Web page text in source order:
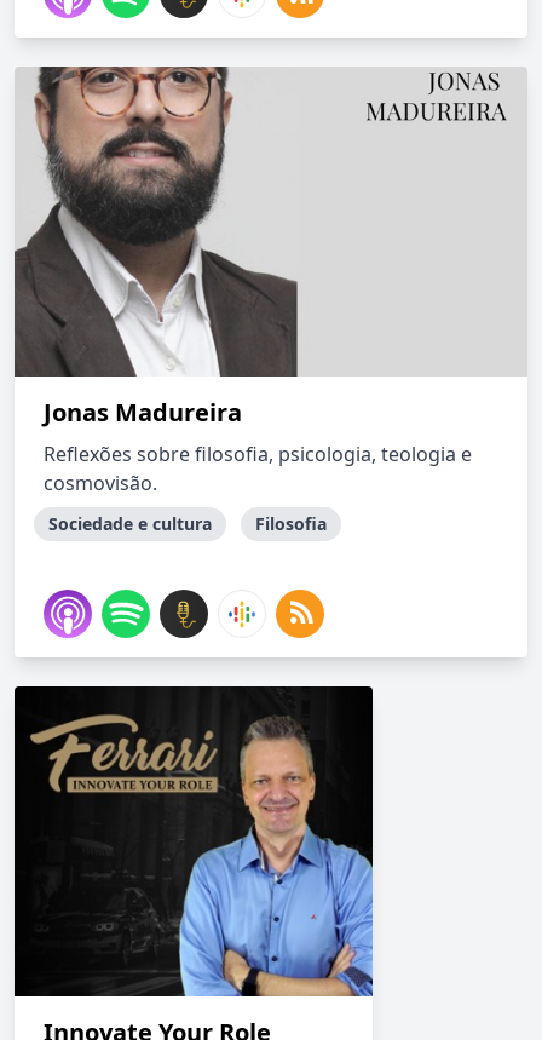
Jonas Madureira
Reflexões sobre filosofia, psicologia, teologia e
cosmovisão.
Sociedade e cultura Filosofia
Innovate Your Role